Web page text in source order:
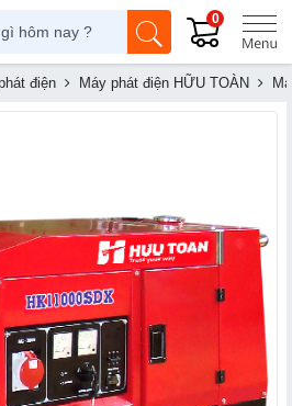
0
điện Máy phát điện HỮU TOÀN